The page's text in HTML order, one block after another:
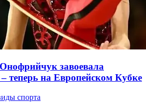
завоевала
– теперь на Европейском Кубке
спорта